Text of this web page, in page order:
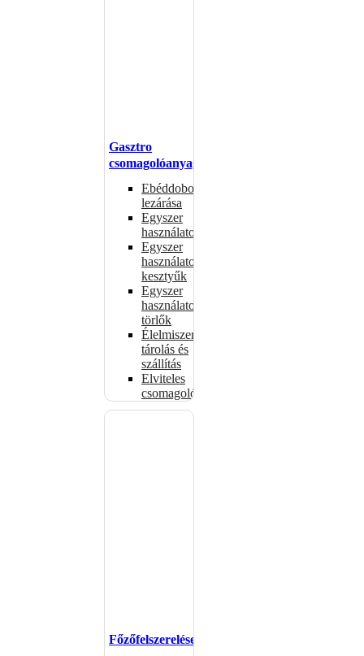
Gasztro
csomagolóanyagok
Ebéddobozok
lezárása
Egyszer
használatos
Egyszer
használatos
kesztyűk
Egyszer
használatos
törlők
Élelmiszer-
tárolás és
szállítás
Elviteles
csomagolóanyagok
Főzőfelszerelések